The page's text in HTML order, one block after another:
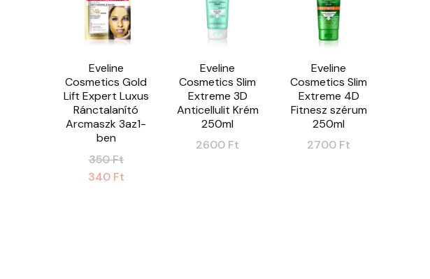
Eveline
Cosmetics Gold
Lift Expert Luxus
Ránctalanító
Arcmaszk 3az1-
ben
350Ft
340 Ft
Eveline
Cosmetics Slim
Extreme 3D
Anticellulit Krém
250ml
2600 Ft
Eveline
Cosmetics Slim
Extreme 4D
Fitnesz szérum
250ml
2700 Ft